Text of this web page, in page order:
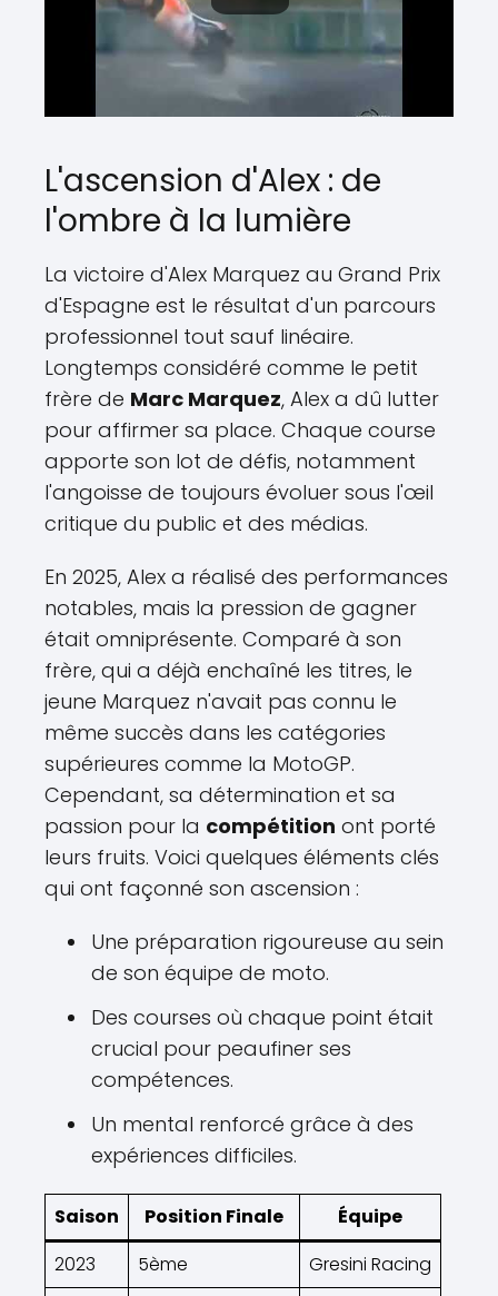
L'ascension d'Alex : de
l'ombre à la lumière
La victoire d'Alex Marquez au Grand Prix
d'Espagne est le résultat d'un parcours
professionnel tout sauf linéaire.
Longtemps considéré comme le petit
frère de Marc Marquez, Alex a dû lutter
pour affirmer sa place. Chaque course
apporte son lot de défis, notamment
l'angoisse de toujours évoluer sous l'œil
critique du public et des médias.
En 2025, Alex a réalisé des performances
notables, mais la pression de gagner
était omniprésente. Comparé à son
frère, qui a déjà enchaîné les titres, le
jeune Marquez n'avait pas connu le
même succès dans les catégories
supérieures comme la MotoGP.
Cependant, sa détermination et sa
passion pour la compétition ont porté
leurs fruits. Voici quelques éléments clés
qui ont façonné son ascension :
Une préparation rigoureuse au sein
de son équipe de moto.
Des courses où chaque point était
crucial pour peaufiner ses
compétences.
Un mental renforcé grâce à des
expériences difficiles.
Saison Position Finale
Équipe
2023
5ème
Gresini Racing